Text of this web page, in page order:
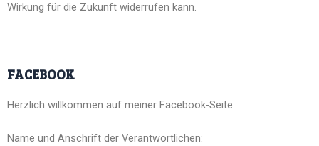
Wirkung für die Zukunft widerrufen kann.
FACEBOOK
Herzlich willkommen auf meiner Facebook-Seite.
Name und Anschrift der Verantwortlichen: